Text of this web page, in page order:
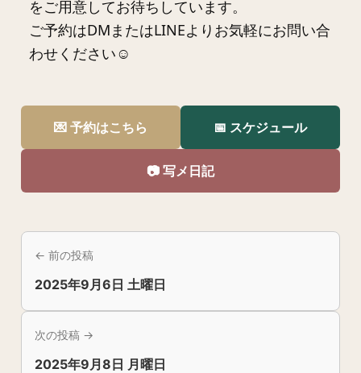
をご用意してお待ちしています。
ご予約はDMまたはLINEよりお気軽にお問い合
わせください☺️
💌 予約はこちら 📅 スケジュール
📷 写メ日記
← 前の投稿
2025年9月6日 土曜日
次の投稿 →
2025年9月8日 月曜日